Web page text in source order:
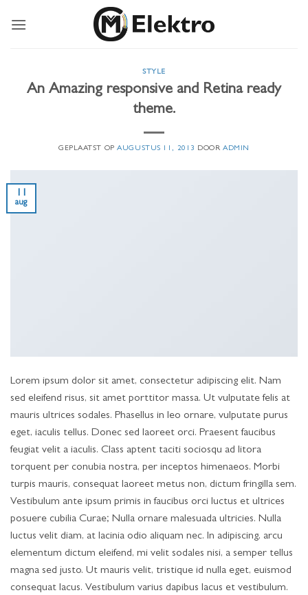
naar
STYLE
An Amazing responsive and Retina ready
theme.
GEPLAATST OPAUGUSTUS 11, 2013 DOORADMIN
11
aug
Lorem ipsum dolor sit amet, consectetur adipiscing elit. Nam
sed eleifend risus, sit amet porttitor massa. Ut vulputate felis at
mauris ultrices sodales. Phasellus in leo ornare, vulputate purus
eget, iaculis tellus. Donec sed laoreet orci. Praesent faucibus
feugiat velit a iaculis. Class aptent taciti sociosqu ad litora
torquent per conubia nostra, per inceptos himenaeos. Morbi
turpis mauris, consequat laoreet metus non, dictum fringilla sem.
Vestibulum ante ipsum primis in faucibus orci luctus et ultrices
posuere cubilia Curae; Nulla ornare malesuada ultricies. Nulla
luctus velit diam, at lacinia odio aliquam nec. In adipiscing, arcu
elementum dictum eleifend, mi velit sodales nisi, a semper tellus
magna sed justo. Ut mauris velit, tristique id nulla eget, euismod
consequat lacus. Vestibulum varius dapibus lacus et vestibulum.